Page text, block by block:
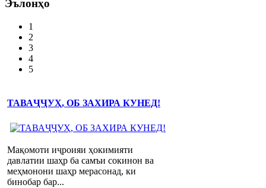
Эълонҳо
1
2
3
4
5
ТАВАҶҶУҲ, ОБ ЗАХИРА КУНЕД!
Мақомоти иҷроияи ҳокимияти
давлатии шаҳр ба самъи сокинон ва
меҳмонони шаҳр мерасонад, ки
бинобар бар...